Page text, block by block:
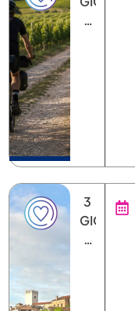
3
GIORNI
2
NOTTI